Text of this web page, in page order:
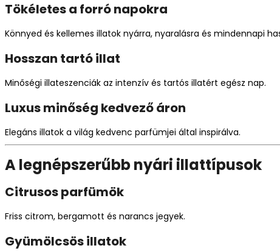
Tökéletes a forró napokra
Könnyed és kellemes illatok nyárra, nyaralásra és mindennapi
Hosszan tartó illat
Minőségi illateszenciák az intenzív és tartós illatért egész nap.
Luxus minőség kedvező áron
Elegáns illatok a világ kedvenc parfümjei által inspirálva.
A legnépszerűbb nyári illattípusok
Citrusos parfümök
Friss citrom, bergamott és narancs jegyek.
Gyümölcsös illatok